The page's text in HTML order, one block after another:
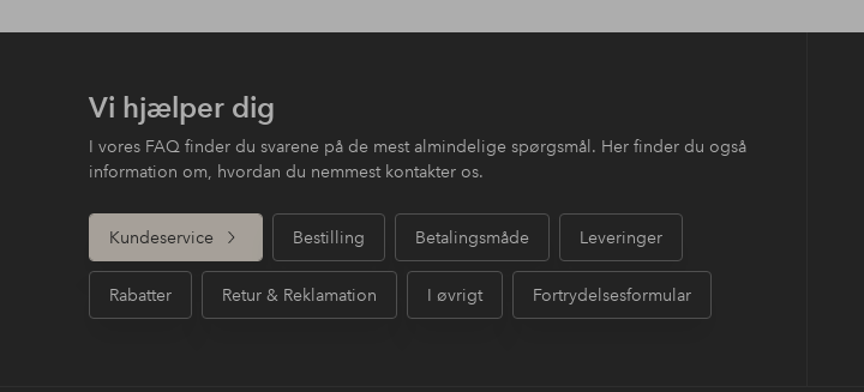
Vi hjælper dig
I vores FAQ finder du svarene på de mest almindelige spørgsmål. Her finder du også
information om, hvordan du nemmest kontakter os.
Kundeservice Bestilling Betalingsmåde Leveringer
Rabatter Retur & Reklamation I øvrigt Fortrydelsesformular